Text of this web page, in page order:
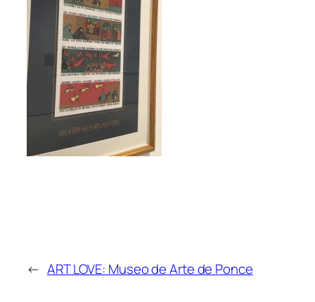
← ART LOVE: Museo de Arte de Ponce